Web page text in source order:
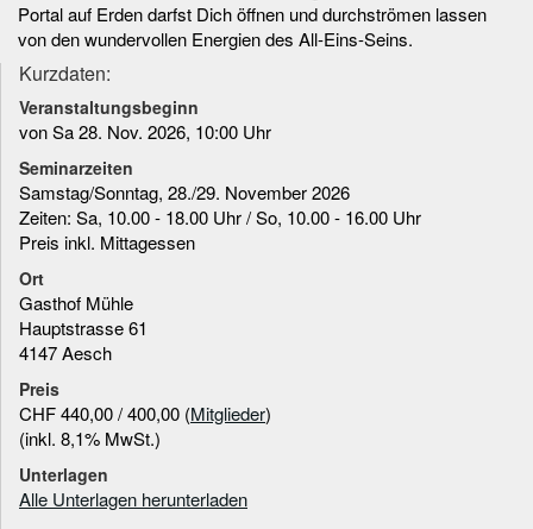
Portal auf Erden darfst Dich öffnen und durchströmen lassen
von den wundervollen Energien des All-Eins-Seins.
Kurzdaten:
Veranstaltungsbeginn
von Sa 28. Nov. 2026, 10:00 Uhr
Seminarzeiten
Samstag/Sonntag, 28./29. November 2026
Zeiten: Sa, 10.00 - 18.00 Uhr / So, 10.00 - 16.00 Uhr
Preis inkl. Mittagessen
Ort
Gasthof Mühle
Hauptstrasse 61
4147 Aesch
Preis
CHF 440,00 / 400,00 (Mitglieder)
(inkl. 8,1% MwSt.)
Unterlagen
Alle Unterlagen herunterladen